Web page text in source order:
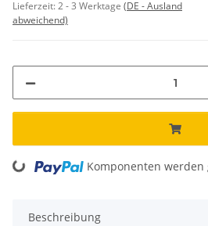
Lieferzeit:2 - 3 Werktage (DE - Ausland
abweichend)
Loading... Komponenten werden
Beschreibung